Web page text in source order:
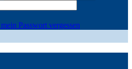
Passwort vergessen